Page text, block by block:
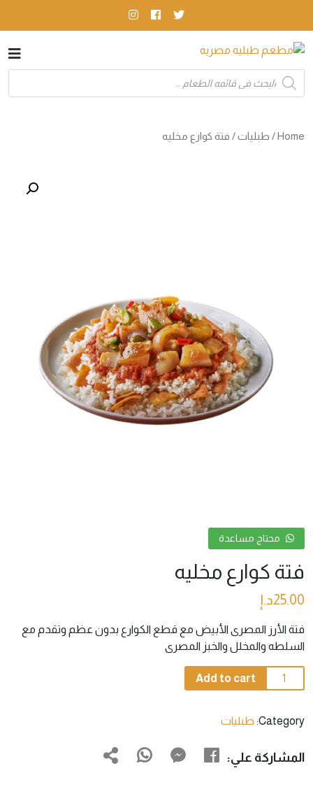
Products
search
Home
/ طبليات/ فتة كوارع مخليه
محتاج مساعدة
فتة كوارع مخليه
25.00د.إ
فتة الأرز المصرى الأبيض مع قطع الكوارع بدون عظم وتقدم مع
السلطه والمخلل والخبز المصرى
كوارع
quantity
Add to cart
Category: طبليات
المشاركة علي: